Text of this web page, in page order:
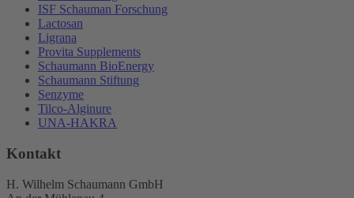
ISF Schauman Forschung
Lactosan
Ligrana
Provita Supplements
Schaumann BioEnergy
Schaumann Stiftung
Senzyme
Tilco-Alginure
UNA-HAKRA
Kontakt
H. Wilhelm Schaumann GmbH